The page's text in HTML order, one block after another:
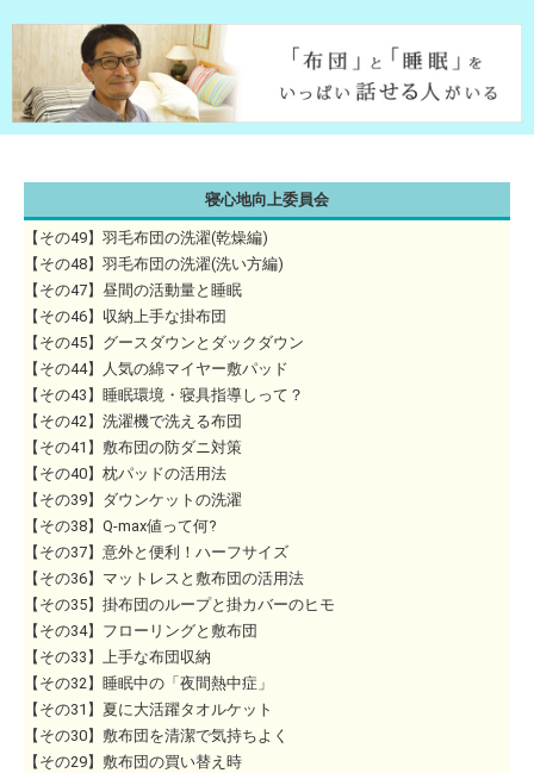
寝心地向上委員会
【その49】羽毛布団の洗濯(乾燥編)
【その48】羽毛布団の洗濯(洗い方編)
【その47】昼間の活動量と睡眠
【その46】収納上手な掛布団
【その45】グースダウンとダックダウン
【その44】人気の綿マイヤー敷パッド
【その43】睡眠環境・寝具指導しって？
【その42】洗濯機で洗える布団
【その41】敷布団の防ダニ対策
【その40】枕パッドの活用法
【その39】ダウンケットの洗濯
【その38】Q-max値って何?
【その37】意外と便利！ハーフサイズ
【その36】マットレスと敷布団の活用法
【その35】掛布団のループと掛カバーのヒモ
【その34】フローリングと敷布団
【その33】上手な布団収納
【その32】睡眠中の「夜間熱中症」
【その31】夏に大活躍タオルケット
【その30】敷布団を清潔で気持ちよく
【その29】敷布団の買い替え時